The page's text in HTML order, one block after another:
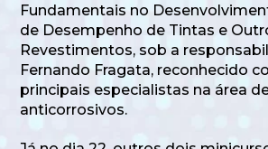
Fundamentais no
de Desempenho de Tintas e
Revestimentos, sob a
Fernando Fragata, reconhecido
principais especialistas na área
anticorrosivos.